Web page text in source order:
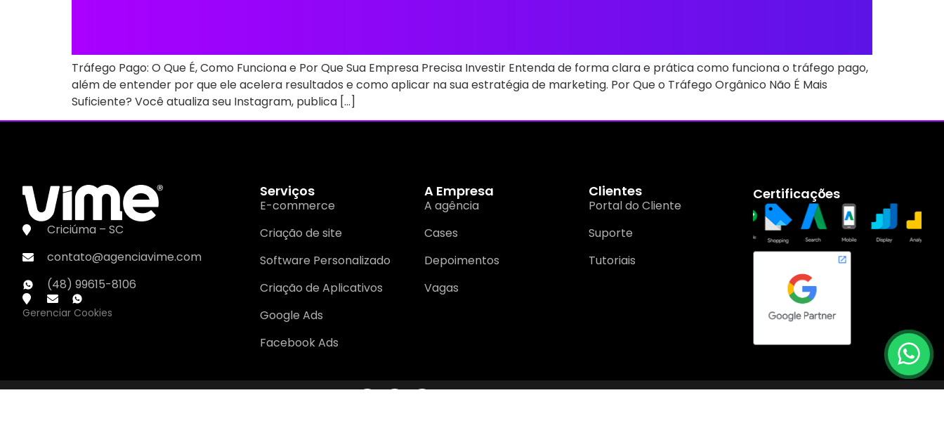
Tráfego Pago: O Que É, Como Funciona e Por Que Sua Empresa Precisa Investir Entenda de forma clara e prática como funciona o tráfego pago,
além de entender por que ele acelera resultados e como aplicar na sua estratégia de marketing. Por Que o Tráfego Orgânico Não É Mais
Suficiente? Você atualiza seu Instagram, publica […]
Criciúma – SC
contato@agenciavime.com
(48) 99615-8106
Gerenciar Cookies
Serviços
E-commerce
Criação de site
Software Personalizado
Criação de Aplicativos
Google Ads
Facebook Ads
A Empresa
A agência
Cases
Depoimentos
Vagas
Clientes
Portal do Cliente
Suporte
Tutoriais
Certificações